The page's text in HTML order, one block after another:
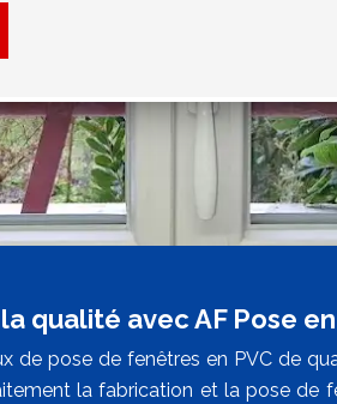
la qualité avec AF Pose
de pose de fenêtres en PVC de
la fabrication et la pose de